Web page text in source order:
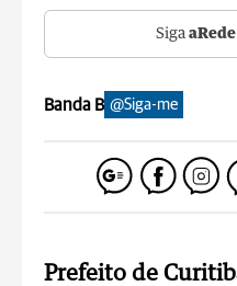
Siga aRede
Banda B @Siga-me
Prefeito de